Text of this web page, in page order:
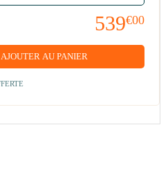
539€00
AJOUTER AU PANIER